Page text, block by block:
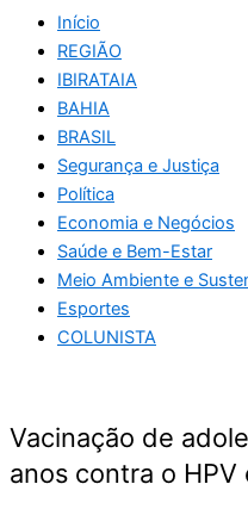
Início
REGIÃO
IBIRATAIA
BAHIA
BRASIL
Segurança e Justiça
Política
Economia e Negócios
Saúde e Bem-Estar
Meio Ambiente e
Esportes
COLUNISTA
Vacinação de
anos contra o HPV